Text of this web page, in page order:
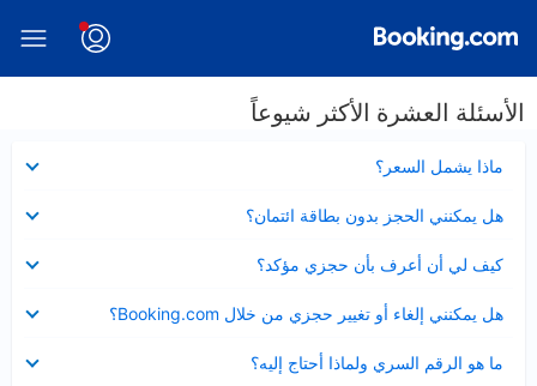
الأسئلة العشرة الأكثر شيوعاً
ماذا يشمل السعر؟
مصغر
هل يمكنني الحجز بدون بطاقة ائتمان؟
مصغر
كيف لي أن أعرف بأن حجزي مؤكد؟
مصغر
هل يمكنني إلغاء أو تغيير حجزي من خلال Booking.com؟
مصغر
ما هو الرقم السري ولماذا أحتاج إليه؟
مصغر